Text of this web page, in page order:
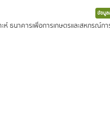
ข้อมูล
ธนาคารเพื่อการเกษตรและสหกรณ์ก